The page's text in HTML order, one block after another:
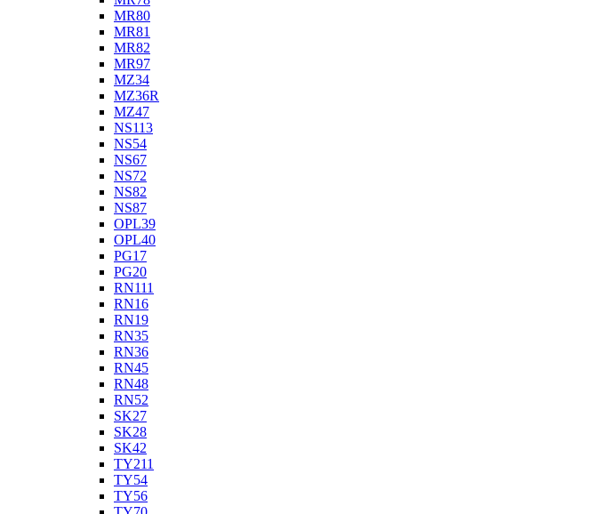
MR80
MR81
MR82
MR97
MZ34
MZ36R
MZ47
NS113
NS54
NS67
NS72
NS82
NS87
OPL39
OPL40
PG17
PG20
RN111
RN16
RN19
RN35
RN36
RN45
RN48
RN52
SK27
SK28
SK42
TY211
TY54
TY56